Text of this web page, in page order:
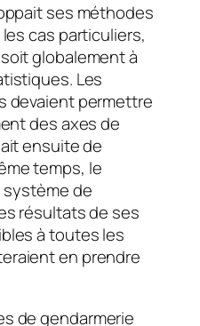
ses méthodes
cas particuliers,
globalement à
Les
devaient permettre
des axes de
ensuite de
temps, le
système de
résultats de ses
à toutes les
en prendre
de gendarmerie